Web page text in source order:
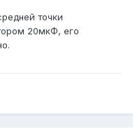
точки
20мкФ, его